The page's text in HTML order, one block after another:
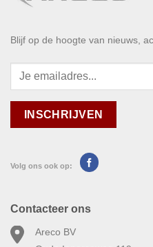
Blijf op de hoogte van nieuws,
Volg ons ook op:
Contacteer ons
Areco BV